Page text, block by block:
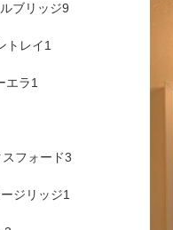
ブリッジ9
トレイ1
エラ1
フォード3
ジリッジ1